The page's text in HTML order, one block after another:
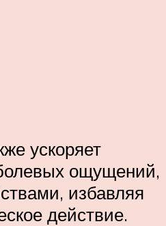
ускоряет
ощущений,
избавляя
действие.